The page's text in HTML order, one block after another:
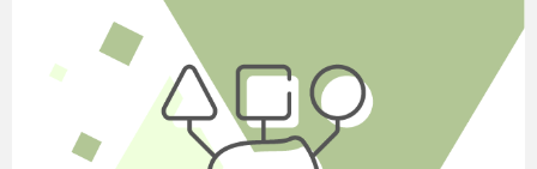
які інструменти діти знають).
― Сьогодні на нашому уроці деякі з цих
інструментів звучатимуть, а в кінці уроку ви
мені скажете, які інструменти прозвучали на
уроці.